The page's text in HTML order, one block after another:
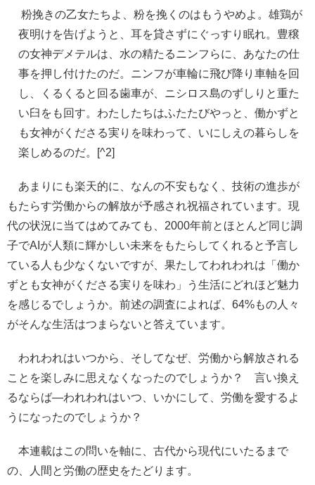
粉挽きの乙女たちよ、粉を挽くのはもうやめよ。雄鶏が
夜明けを告げようと、耳を貸さずにぐっすり眠れ。豊穣
の女神デメテルは、水の精たるニンフらに、あなたの仕
事を押し付けたのだ。ニンフが車輪に飛び降り車軸を回
し、くるくると回る歯車が、ニシロス島のずしりと重た
い臼をも回す。わたしたちはふたたびやっと、働かずと
も女神がくださる実りを味わって、いにしえの暮らしを
楽しめるのだ。[^2]
あまりにも楽天的に、なんの不安もなく、技術の進歩が
もたらす労働からの解放が予感され祝福されています。現
代の状況に当てはめてみても、2000年前とほとんど同じ調
子でAIが人類に輝かしい未来をもたらしてくれると予言し
ている人も少なくないですが、果たしてわれわれは「働か
ずとも女神がくださる実りを味わ」う生活にどれほど魅力
を感じるでしょうか。前述の調査によれば、64%もの人々
がそんな生活はつまらないと答えています。
われわれはいつから、そしてなぜ、労働から解放される
ことを楽しみに思えなくなったのでしょうか？ 言い換え
るならば―われわれはいつ、いかにして、労働を愛するよ
うになったのでしょうか？
本連載はこの問いを軸に、古代から現代にいたるまで
の、人間と労働の歴史をたどります。